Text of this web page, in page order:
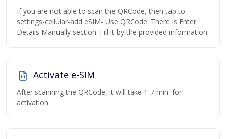
If you are not able to scan the QRCode, then tap to
settings-cellular-add eSIM- Use QRCode. There is Enter
Details Manually section. Fill it by the provided information.
Activate e-SIM
After scanning the QRCode, it will take 1-7 min. for
activation